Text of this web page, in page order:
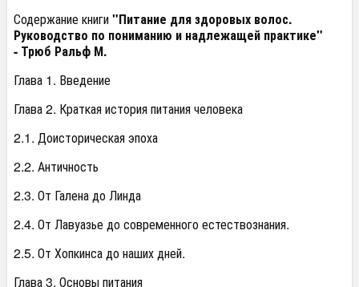
Содержание книги"Питание для здоровых волос.
Руководство по пониманию и надлежащей практике"
- Трюб Ральф М.
Глава 1. Введение
Глава 2. Краткая история питания человека
2.1. Доисторическая эпоха
2.2. Античность
2.3. От Галена до Линда
2.4. От Лавуазье до современного естествознания.
2.5. От Хопкинса до наших дней.
Глава 3. Основы питания